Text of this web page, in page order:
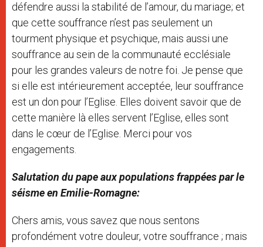
défendre aussi la stabilité de l’amour, du mariage; et
que cette souffrance n’est pas seulement un
tourment physique et psychique, mais aussi une
souffrance au sein de la communauté ecclésiale
pour les grandes valeurs de notre foi. Je pense que
si elle est intérieurement acceptée, leur souffrance
est un don pour l’Eglise. Elles doivent savoir que de
cette manière là elles servent l’Eglise, elles sont
dans le cœur de l’Eglise. Merci pour vos
engagements.
Salutation du pape aux populations frappées par le
séisme en Emilie-Romagne:
Chers amis, vous savez que nous sentons
profondément votre douleur, votre souffrance ; mais